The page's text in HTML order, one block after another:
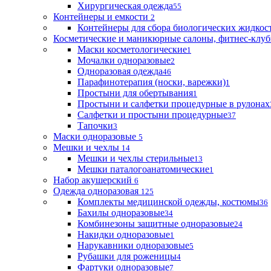
Хирургическая одежда55
Контейнеры и емкости 2
Контейнеры для сбора биологических
Косметические и маникюрные салоны, фитнес-
Маски косметологические1
Мочалки одноразовые2
Одноразовая одежда46
Парафинотерапия (носки, варежки)1
Простыни для обертывания1
Простыни и салфетки процедурные в рулонах
Салфетки и простыни процедурные37
Тапочки3
Маски одноразовые 5
Мешки и чехлы 14
Мешки и чехлы стерильные13
Мешки паталогоанатомические1
Набор акушерский 6
Одежда одноразовая 125
Комплекты медицинской одежды, костюмы36
Бахилы одноразовые34
Комбинезоны защитные одноразовые24
Накидки одноразовые1
Нарукавники одноразовые5
Рубашки для роженицы4
Фартуки одноразовые7